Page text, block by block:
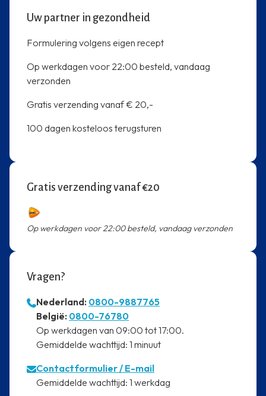
Uw partner in gezondheid
Formulering volgens eigen recept
Op werkdagen voor 22:00 besteld, vandaag
verzonden
Gratis verzending vanaf € 20,-
100 dagen kosteloos terugsturen
Gratis verzending vanaf €20
Op werkdagen voor 22:00 besteld, vandaag verzonden
Vragen?
Nederland: 0800-9887765
⁠België: 0800-76780
⁠Op werkdagen van 09:00 tot 17:00.
⁠Gemiddelde wachttijd: 1 minuut
Contactformulier/ E-mail
⁠Gemiddelde wachttijd: 1 werkdag